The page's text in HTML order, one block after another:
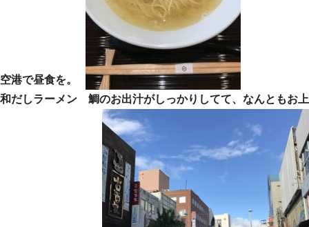
空港で昼食を。
和だしラーメン 鯛のお出汁がしっかりしてて、なんともお上